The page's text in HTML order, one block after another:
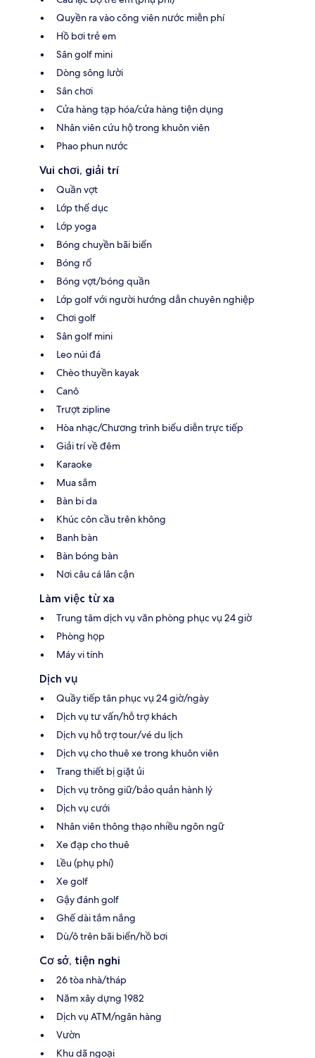
Quyền ra vào công viên nước miễn phí
Hồ bơi trẻ em
Sân golf mini
Dòng sông lười
Sân chơi
Cửa hàng tạp hóa/cửa hàng tiện dụng
Nhân viên cứu hộ trong khuôn viên
Phao phun nước
Vui chơi, giải trí
Quần vợt
Lớp thể dục
Lớp yoga
Bóng chuyền bãi biển
Bóng rổ
Bóng vợt/bóng quần
Lớp golf với người hướng dẫn chuyên nghiệp
Chơi golf
Sân golf mini
Leo núi đá
Chèo thuyền kayak
Canô
Trượt zipline
Hòa nhạc/Chương trình biểu diễn trực tiếp
Giải trí về đêm
Karaoke
Mua sắm
Bàn bi da
Khúc côn cầu trên không
Banh bàn
Bàn bóng bàn
Nơi câu cá lân cận
Làm việc từ xa
Trung tâm dịch vụ văn phòng phục vụ 24 giờ
Phòng họp
Máy vi tính
Dịch vụ
Quầy tiếp tân phục vụ 24 giờ/ngày
Dịch vụ tư vấn/hỗ trợ khách
Dịch vụ hỗ trợ tour/vé du lịch
Dịch vụ cho thuê xe trong khuôn viên
Trang thiết bị giặt ủi
Dịch vụ trông giữ/bảo quản hành lý
Dịch vụ cưới
Nhân viên thông thạo nhiều ngôn ngữ
Xe đạp cho thuê
Lều (phụ phí)
Xe golf
Gậy đánh golf
Ghế dài tắm nắng
Dù/ô trên bãi biển/hồ bơi
Cơ sở, tiện nghi
26 tòa nhà/tháp
Năm xây dựng 1982
Dịch vụ ATM/ngân hàng
Vườn
Khu dã ngoại